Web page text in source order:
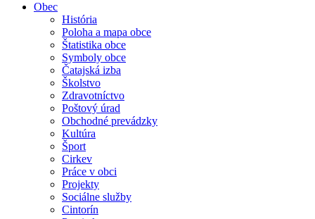
Obec
História
Poloha a mapa obce
Štatistika obce
Symboly obce
Čatajská izba
Školstvo
Zdravotníctvo
Poštový úrad
Obchodné prevádzky
Kultúra
Šport
Cirkev
Práce v obci
Projekty
Sociálne služby
Cintorín